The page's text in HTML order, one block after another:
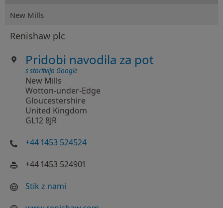
New Mills
Renishaw plc
Pridobi navodila za pot
s storitvijo Google
New Mills
Wotton-under-Edge
Gloucestershire
United Kingdom
GL12 8JR
+44 1453 524524
+44 1453 524901
Stik z nami